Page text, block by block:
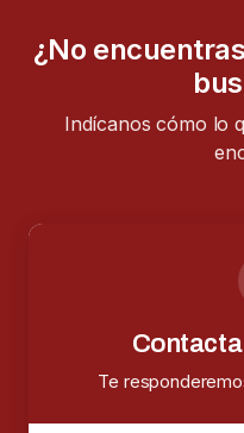
¿No
Indícanos cómo lo
Te